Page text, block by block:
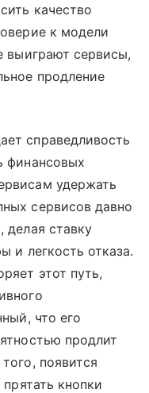
качество
к модели
выиграют сервисы,
продление
справедливость
финансовых
удержать
сервисов давно
делая ставку
и легкость отказа.
этот путь,
что его
продлит
появится
кнопки